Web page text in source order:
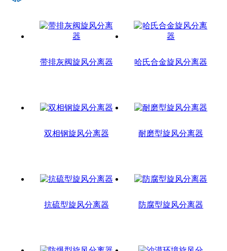
带排灰阀旋风分离器 哈氏合金旋风分离器
双相钢旋风分离器 耐磨型旋风分离器
抗硫型旋风分离器 防腐型旋风分离器